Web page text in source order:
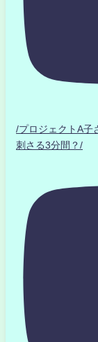
/プロジェクトA
刺さる3分間？/